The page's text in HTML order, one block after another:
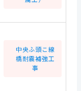
中央ふ頭こ線
橋耐震補強工
事